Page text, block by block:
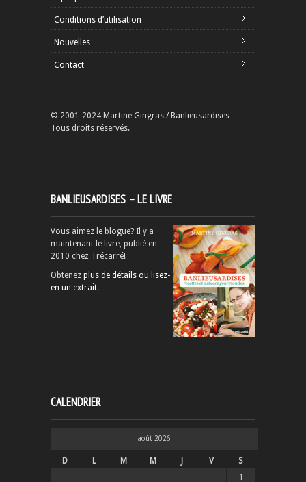
Conditions d’utilisation
Nouvelles
Contact
© 2001-2024 Martine Gingras / Banlieusardises
Tous droits réservés.
BANLIEUSARDISES – LE LIVRE
Vous aimez le blogue? Il y a
maintenant le livre, publié en
2010 chez Trécarré!
Obtenez plus de détails ou lisez-
en un extrait.
CALENDRIER
août 2026
D L M M J V
S
1